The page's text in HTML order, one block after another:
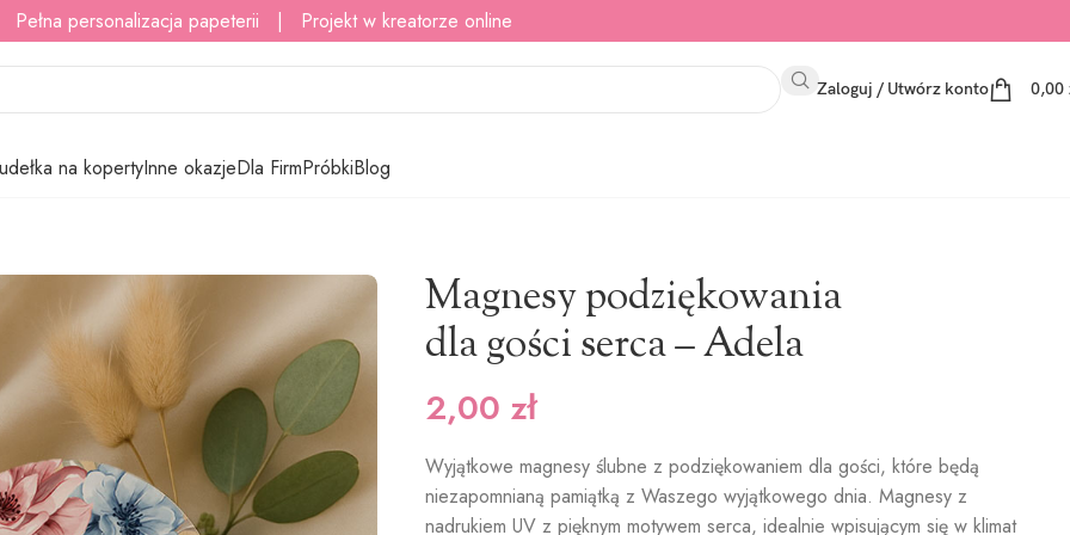
personalizacja papeterii | Projekt w kreatorze online
Zaloguj / Utwórz konto 0,00
na kopertyInne okazjeDla FirmPróbkiBlog
Magnesy podziękowania
dla gości serca – Adela
2,00 zł
Wyjątkowe magnesy ślubne z podziękowaniem dla gości, które będą
niezapomnianą pamiątką z Waszego wyjątkowego dnia. Magnesy z
nadrukiem UV z pięknym motywem serca, idealnie wpisującym się w klimat